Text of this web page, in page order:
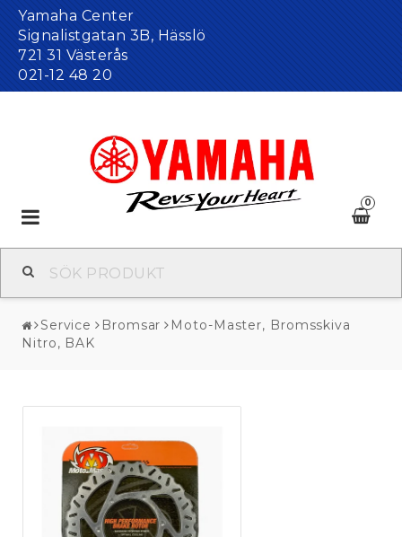
Yamaha Center
Signalistgatan 3B, Hässlö
721 31 Västerås
021-12 48 20
0
Toggle
navigation
Service Bromsar
Moto-Master, Bromsskiva
Nitro, BAK